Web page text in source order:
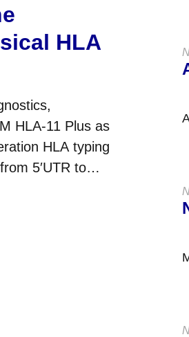
HLA
HLA-11 Plus as
HLA typing
5′UTR to